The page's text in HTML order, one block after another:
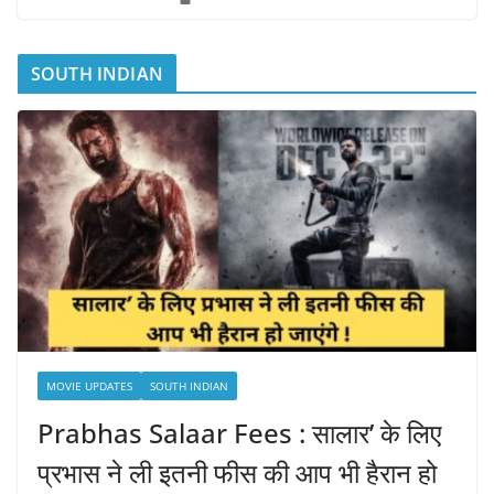
SOUTH INDIAN
MOVIE UPDATES SOUTH INDIAN
Prabhas Salaar Fees : सालार’ के लिए
प्रभास ने ली इतनी फीस की आप भी हैरान हो